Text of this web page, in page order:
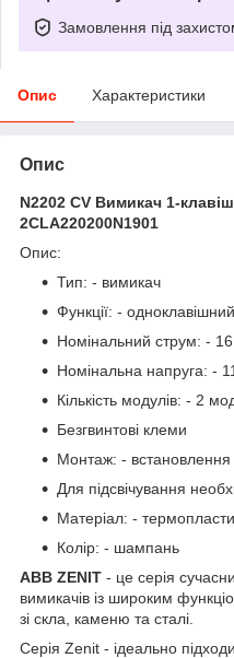
Замовлення під
Опис Характеристики
Опис
N2202 CV Вимикач 1-
2CLA220200N1901
Опис:
Тип: - вимикач
Функції: -
Номінальний струм: -
Номінальна напруга: -
Кількість модулів: - 2
Безгвинтові клеми
Монтаж: - встановлення
Для підсвічування
Матеріал: -
Колір: - шампань
ABB ZENIT - це серія
вимикачів із широким
зі скла, каменю та сталі.
Серія Zenit - ідеально